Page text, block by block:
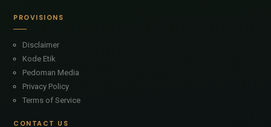
PROVISIONS
Disclaimer
Kode Etik
Pedoman Media
Privacy Policy
Terms of Service
CONTACT US